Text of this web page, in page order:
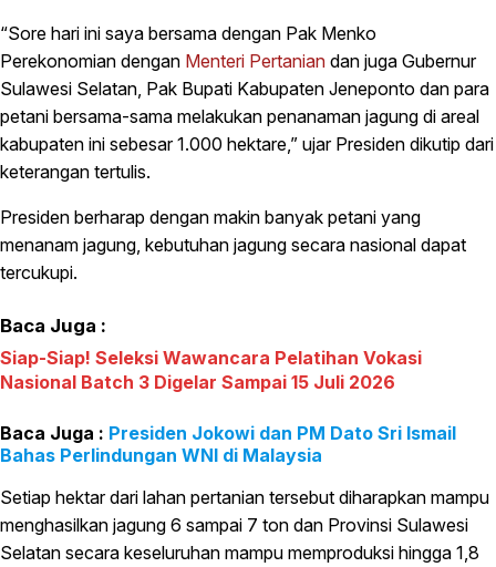
“Sore hari ini saya bersama dengan Pak Menko
Perekonomian dengan Menteri Pertanian dan juga Gubernur
Sulawesi Selatan, Pak Bupati Kabupaten Jeneponto dan para
petani bersama-sama melakukan penanaman jagung di areal
kabupaten ini sebesar 1.000 hektare,” ujar Presiden dikutip dari
keterangan tertulis.
Presiden berharap dengan makin banyak petani yang
menanam jagung, kebutuhan jagung secara nasional dapat
tercukupi.
Baca Juga :
Siap-Siap! Seleksi Wawancara Pelatihan Vokasi
Nasional Batch 3 Digelar Sampai 15 Juli 2026
Presiden Jokowi dan PM Dato Sri Ismail
Bahas Perlindungan WNI di Malaysia
Setiap hektar dari lahan pertanian tersebut diharapkan mampu
menghasilkan jagung 6 sampai 7 ton dan Provinsi Sulawesi
Selatan secara keseluruhan mampu memproduksi hingga 1,8